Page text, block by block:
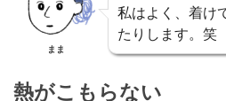
まま
私はよく、着け
たりします。笑
熱がこもらない